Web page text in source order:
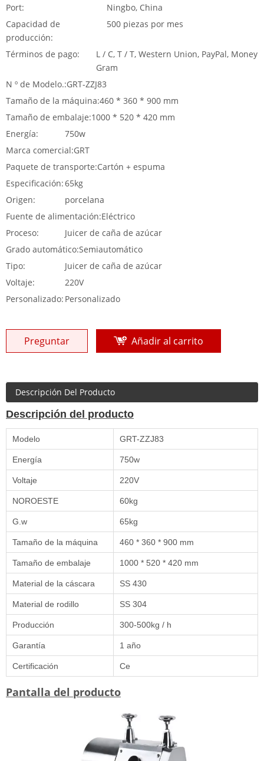
Port:
Ningbo, China
Capacidad de
producción:
500 piezas por mes
Términos de pago:
L / C, T / T, Western Union, PayPal, Money
Gram
N º de Modelo.:GRT-ZZJ83
Tamaño de la máquina:460 * 360 * 900 mm
Tamaño de embalaje:1000 * 520 * 420 mm
Energía:
750w
Marca comercial:GRT
Paquete de transporte:Cartón + espuma
Especificación:65kg
Origen:
porcelana
Fuente de alimentación:Eléctrico
Proceso:
Juicer de caña de azúcar
Grado automático:Semiautomático
Tipo:
Juicer de caña de azúcar
Voltaje:
220V
Personalizado: Personalizado
Preguntar Añadir al carrito
Descripción Del Producto
Descripción del producto
Modelo GRT-ZZJ83
Energía 750w
Voltaje 220V
NOROESTE 60kg
G.w 65kg
Tamaño de la máquina 460 * 360 * 900 mm
Tamaño de embalaje 1000 * 520 * 420 mm
Material de la cáscara SS 430
Material de rodillo SS 304
Producción 300-500kg / h
Garantía 1 año
Certificación Ce
Pantalla del producto